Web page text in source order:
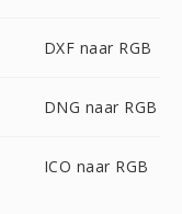
DXF naar RGB
DNG naar RGB
ICO naar RGB